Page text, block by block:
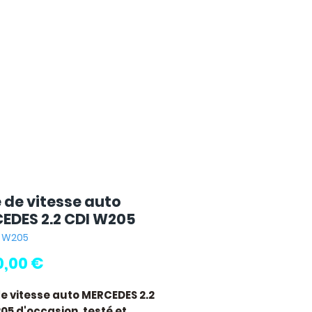
de vitesse auto
2.2 CDI W205
€
vitesse auto MERCEDES 2.2